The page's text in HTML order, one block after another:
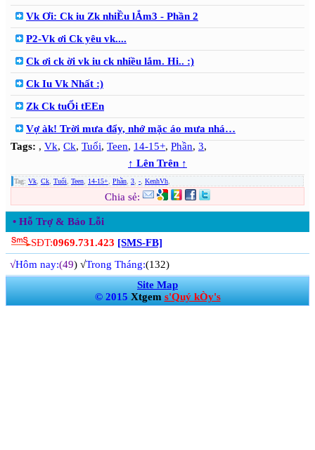
Vk Ơi: Ck iu Zk nhiỀu lẮm3 - Phần 2
P2-Vk ơi Ck yêu vk....
Ck ơi ck ời vk iu ck nhiều lắm. Hi.. :)
Ck Iu Vk Nhất :)
Zk Ck tuỔi tEEn
Vợ àk! Trời mưa đẩy, nhớ mặc áo mưa nhá…
Tags: , Vk, Ck, Tuổi, Teen, 14-15+, Phần, 3,
↑ Lên Trên ↑
Tag: Vk Ck Tuổi Teen 14-15+ Phần 3 - KenhVh
Chia sẻ:
• Hỗ Trợ & Báo Lỗi
SĐT:0969.731.423 [SMS-FB]
√Hôm nay:(49) √Trong Tháng:(132)
Site Map
© 2015Xtgems'Quý kÒy's